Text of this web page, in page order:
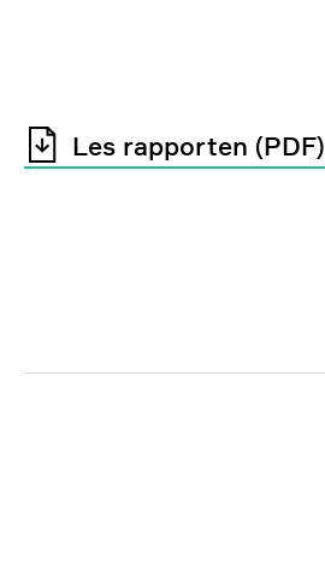
Les rapporten (PDF)